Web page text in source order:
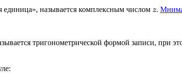
единица», называется комплексным числом z.
тригонометрической формой записи, при